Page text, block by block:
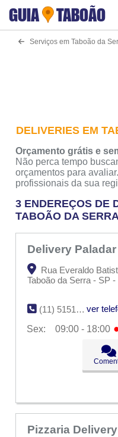
GUIA TABOÃO
Serviços em Taboão da
DELIVERIES EM
Orçamento grátis e
Não perca tempo
orçamentos para
profissionais da sua
3 ENDEREÇOS DE
TABOÃO DA
Delivery
Rua Everaldo
Taboão da Serra - SP
(11) 5151-7990
ver
Sex:
09:00 - 18:00
09:00 -
09:00 -
09:00 -
Pizzaria Delivery